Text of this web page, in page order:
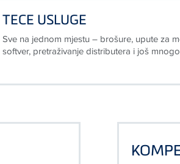
TECE USLUGE
softver, pretraživanje distributera i još